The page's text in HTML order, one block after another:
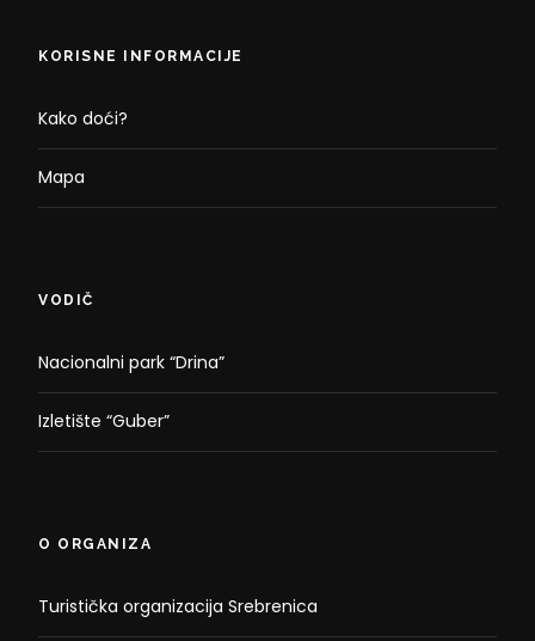
KORISNE INFORMACIJE
Kako doći?
Mapa
VODIČ
Nacionalni park “Drina”
Izletište “Guber”
O ORGANIZA
Turistička organizacija Srebrenica